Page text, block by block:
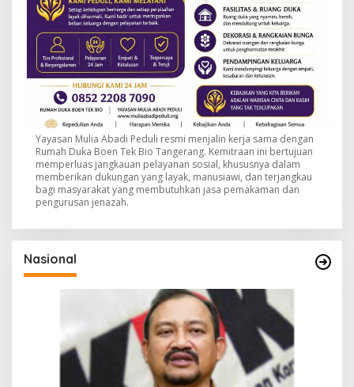
Yayasan Mulia Abadi Peduli resmi menjalin kerja sama dengan
Rumah Duka Boen Tek Bio Tangerang. Kemitraan ini bertujuan
memperluas jangkauan pelayanan sosial, khususnya dalam
memberikan dukungan yang layak, manusiawi, dan terjangkau
bagi masyarakat yang membutuhkan jasa pemakaman dan
pengurusan jenazah.
Nasional